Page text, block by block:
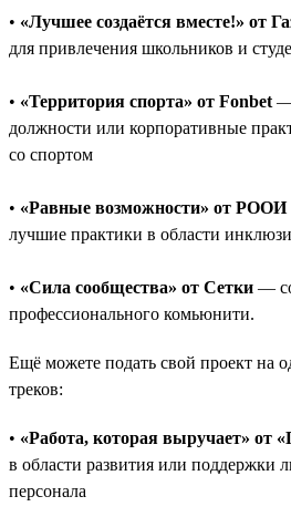
• «Лучшее создаётся вместе!» от
для привлечения школьников и
• «Территория спорта» от Fonbet —
должности или корпоративные
со спортом
• «Равные возможности» от РООИ
лучшие практики в области
• «Сила сообщества» от Сетки —
профессионального комьюнити.
Ещё можете подать свой проект на
треков:
• «Работа, которая выручает» от
в области развития или поддержки
персонала